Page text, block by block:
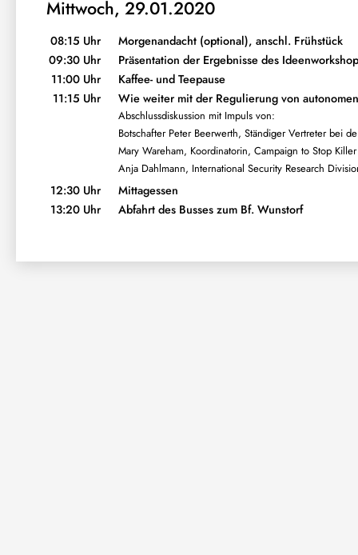
Mittwoch, 29.01.2020
08:15 Uhr
Morgenandacht (optional), anschl. Frühstück
09:30 Uhr
Präsentation der Ergebnisse des
11:00 Uhr
Kaffee- und Teepause
11:15 Uhr
Wie weiter mit der Regulierung von
Abschlussdiskussion mit Impuls von:
Botschafter Peter Beerwerth, Ständiger Vertreter bei
Mary Wareham, Koordinatorin, Campaign to Stop
Anja Dahlmann, International Security Research
12:30 Uhr
Mittagessen
13:20 Uhr
Abfahrt des Busses zum Bf. Wunstorf